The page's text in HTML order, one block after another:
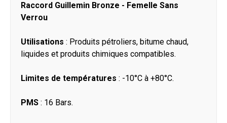
Raccord Guillemin Bronze - Femelle Sans
Verrou
Utilisations : Produits pétroliers, bitume chaud,
liquides et produits chimiques compatibles.
Limites de températures : -10°C à +80°C.
PMS : 16 Bars.